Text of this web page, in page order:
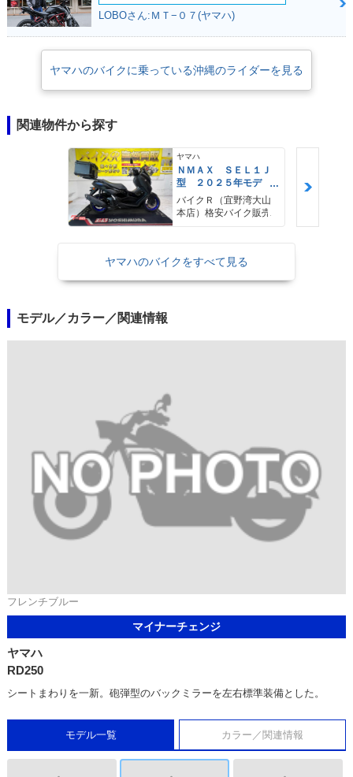
LOBOさん:ＭＴ−０７(ヤマハ)
ヤマハのバイクに乗っている沖縄のライダーを見る
関連物件から探す
ヤマハ
ＮＭＡＸ ＳＥＬ１Ｊ
型 ２０２５年モデ
ル ＡＢＳ キーレ
ス リアキャリア リ
アＢＯＸ
バイクＲ（宜野湾大山
本店）格安バイク販売
ヤマハのバイクをすべて見る
モデル／カラー／関連情報
フレンチブルー
マイナーチェンジ
ヤマハ
RD250
シートまわりを一新。砲弾型のバックミラーを左右標準装備とした。
モデル一覧 カラー／関連情報